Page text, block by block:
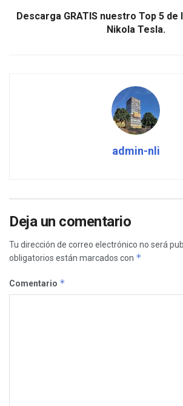
Descarga GRATIS nuestro Top 5 de
Nikola Tesla.
admin-nli
Deja un comentario
Tu dirección de correo electrónico no será
obligatorios están marcados con *
Comentario *